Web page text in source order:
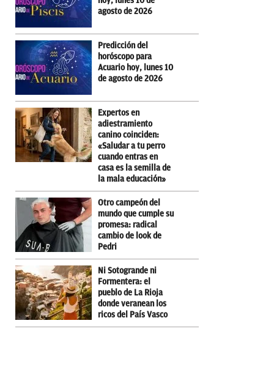
agosto de 2026
Predicción del
horóscopo para
Acuario hoy, lunes 10
de agosto de 2026
Expertos en
adiestramiento
canino coinciden:
«Saludar a tu perro
cuando entras en
casa es la semilla de
la mala educación»
Otro campeón del
mundo que cumple su
promesa: radical
cambio de look de
Pedri
Ni Sotogrande ni
Formentera: el
pueblo de La Rioja
donde veranean los
ricos del País Vasco